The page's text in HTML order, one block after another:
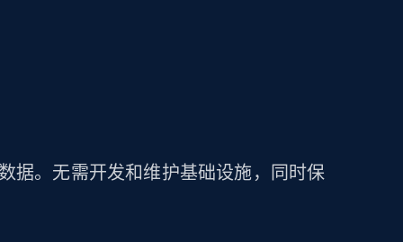
据。无需开发和维护基础设施，同时保